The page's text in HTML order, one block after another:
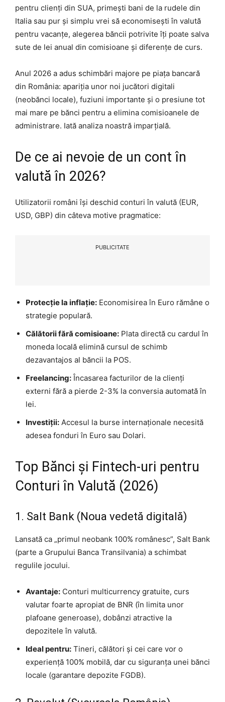
pentru clienți din SUA, primești bani de la rudele din
Italia sau pur și simplu vrei să economisești în valută
pentru vacanțe, alegerea băncii potrivite îți poate salva
sute de lei anual din comisioane și diferențe de curs.
Anul 2026 a adus schimbări majore pe piața bancară
din România: apariția unor noi jucători digitali
(neobănci locale), fuziuni importante și o presiune tot
mai mare pe bănci pentru a elimina comisioanele de
administrare. Iată analiza noastră imparțială.
De ce ai nevoie de un cont în
valută în 2026?
Utilizatorii români își deschid conturi în valută (EUR,
USD, GBP) din câteva motive pragmatice:
PUBLICITATE
Protecție la inflație: Economisirea în Euro rămâne o
strategie populară.
Călătorii fără comisioane: Plata directă cu cardul în
moneda locală elimină cursul de schimb
dezavantajos al băncii la POS.
Freelancing: Încasarea facturilor de la clienți
externi fără a pierde 2-3% la conversia automată în
lei.
Investiții: Accesul la burse internaționale necesită
adesea fonduri în Euro sau Dolari.
Top Bănci și Fintech-uri pentru
Conturi în Valută (2026)
1. Salt Bank (Noua vedetă digitală)
Lansată ca „primul neobank 100% românesc”, Salt Bank
(parte a Grupului Banca Transilvania) a schimbat
regulile jocului.
Avantaje: Conturi multicurrency gratuite, curs
valutar foarte apropiat de BNR (în limita unor
plafoane generoase), dobânzi atractive la
depozitele în valută.
Ideal pentru: Tineri, călători și cei care vor o
experiență 100% mobilă, dar cu siguranța unei bănci
locale (garantare depozite FGDB).